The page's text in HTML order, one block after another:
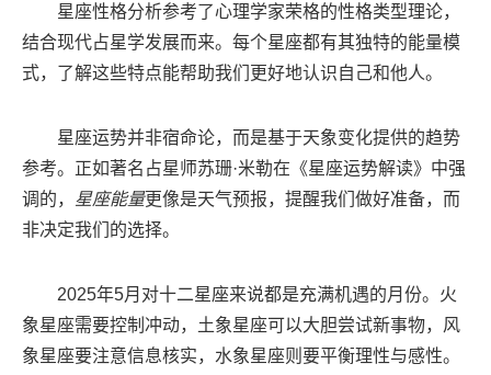
星座性格分析参考了心理学家荣格的性格类型理论，
结合现代占星学发展而来。每个星座都有其独特的能量模
式，了解这些特点能帮助我们更好地认识自己和他人。
星座运势并非宿命论，而是基于天象变化提供的趋势
参考。正如著名占星师苏珊·米勒在《星座运势解读》中强
调的，
星座能量更像是天气预报，提醒我们做好准备，而
非决定我们的选择。
2025年5月对十二星座来说都是充满机遇的月份。火
象星座需要控制冲动，土象星座可以大胆尝试新事物，风
象星座要注意信息核实，水象星座则要平衡理性与感性。